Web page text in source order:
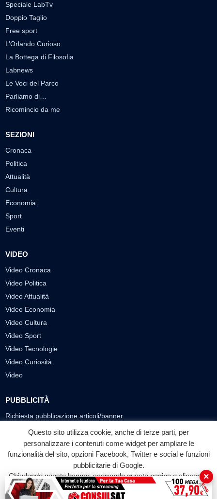
Speciale LabTv
Doppio Taglio
Free sport
L’Orlando Curioso
La Bottega di Filosofia
Labnews
Le Voci del Parco
Parliamo di…
Ricomincio da me
SEZIONI
Cronaca
Politica
Attualità
Cultura
Economia
Sport
Eventi
VIDEO
Video Cronaca
Video Politica
Video Attualità
Video Economia
Video Cultura
Video Sport
Video Tecnologie
Video Curiosità
Video
PUBBLICITÀ
Richiesta pubblicazione articoli/banner
SEGUICI SUI SOCIAL
f
Facebook
◎ ▶
YouTube
Questo sito utilizza cookie, anche di terze parti, per
personalizzare i contenuti come widget per ampliare le
funzionalità del sito, opzioni Facebook, Twitter e social e funzioni
pubblicitarie di Google.
Chiudendo questo banner, scorrendo questa pagina o cliccando
su qualunque suo elemento acconsenti all'uso dei cookie.
×